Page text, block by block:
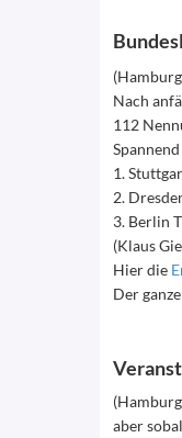
Nach
112
1.
2.
3. Berlin
(Klaus
Hier die
Der
aber